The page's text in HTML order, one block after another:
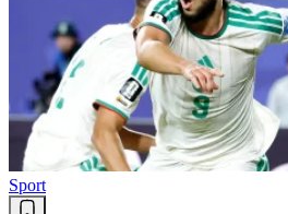
Sport